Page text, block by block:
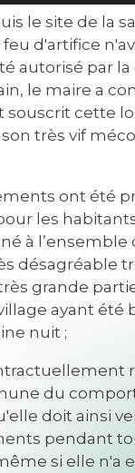
le site de la
d'artifice
autorisé par
le maire a
souscrit cette
son très vif
ont été
les
à l’ensemble
désagréable
grande
ayant été
nuit ;
du
doit ainsi
pendant
si elle n'a